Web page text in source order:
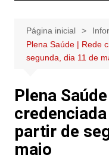
Página inicial
Plena Saúde | Rede
segunda, dia 11 de
Plena
partir de
maio